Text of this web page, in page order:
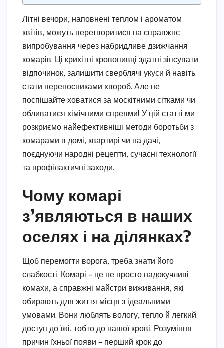
Літні вечори, наповнені теплом і ароматом
квітів, можуть перетворитися на справжнє
випробування через набридливе дзижчання
комарів. Ці крихітні кровопивці здатні зіпсувати
відпочинок, залишити сверблячі укуси й навіть
стати переносниками хвороб. Але не
поспішайте ховатися за москітними сітками чи
обливатися хімічними спреями! У цій статті ми
розкриємо найефективніші методи боротьби з
комарами в домі, квартирі чи на дачі,
поєднуючи народні рецепти, сучасні технології
та профілактичні заходи.
Чому комарі
з’являються в наших
оселях і на ділянках?
Щоб перемогти ворога, треба знати його
слабкості. Комарі – це не просто надокучливі
комахи, а справжні майстри виживання, які
обирають для життя місця з ідеальними
умовами. Вони люблять вологу, тепло й легкий
доступ до їжі, тобто до нашої крові. Розуміння
причин їхньої появи – перший крок до